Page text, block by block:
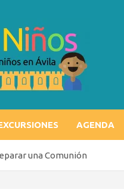
AGENDA
una Comunión